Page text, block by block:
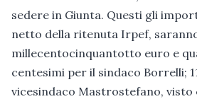
sedere in Giunta. Questi gli
netto della ritenuta Irpef,
millecentocinquantotto euro e
centesimi per il sindaco Borrelli;
vicesindaco Mastrostefano, visto